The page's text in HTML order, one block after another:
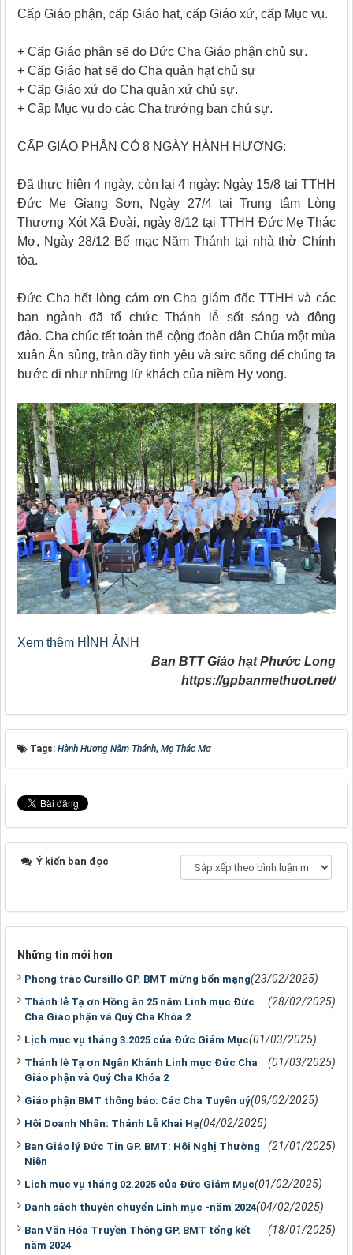
Cấp Giáo phận, cấp Giáo hạt, cấp Giáo xứ, cấp Mục vụ.
+ Cấp Giáo phận sẽ do Đức Cha Giáo phận chủ sự.
+ Cấp Giáo hạt sẽ do Cha quản hạt chủ sự
+ Cấp Giáo xứ do Cha quản xứ chủ sự.
+ Cấp Mục vụ do các Cha trưởng ban chủ sự.
CẤP GIÁO PHẬN CÓ 8 NGÀY HÀNH HƯƠNG:
Đã thực hiện 4 ngày, còn lại 4 ngày: Ngày 15/8 tại TTHH
Đức Mẹ Giang Sơn, Ngày 27/4 tại Trung tâm Lòng
Thương Xót Xã Đoài, ngày 8/12 tại TTHH Đức Mẹ Thác
Mơ, Ngày 28/12 Bế mạc Năm Thánh tại nhà thờ Chính
tòa.
Đức Cha hết lòng cám ơn Cha giám đốc TTHH và các
ban ngành đã tổ chức Thánh lễ sốt sáng và đông
đảo. Cha chúc tết toàn thể cộng đoàn dân Chúa một mùa
xuân Ân sủng, tràn đầy tình yêu và sức sống để chúng ta
bước đi như những lữ khách của niềm Hy vọng.
Xem thêm HÌNH ẢNH
Ban BTT Giáo hạt Phước Long
https://gpbanmethuot.net/
Tags: Hành Hương Năm Thánh, Mẹ Thác Mơ
Ý kiến bạn đọc
Những tin mới hơn
Phong trào Cursillo GP. BMT mừng bổn mạng(23/02/2025)
Thánh lễ Tạ ơn Hồng ân 25 năm Linh mục Đức
Cha Giáo phận và Quý Cha Khóa 2
(28/02/2025)
Lịch mục vụ tháng 3.2025 của Đức Giám Mục(01/03/2025)
Thánh lễ Tạ ơn Ngân Khánh Linh mục Đức Cha
Giáo phận và Quý Cha Khóa 2
(01/03/2025)
Giáo phận BMT thông báo: Các Cha Tuyên uý(09/02/2025)
Hội Doanh Nhân: Thánh Lễ Khai Hạ(04/02/2025)
Ban Giáo lý Đức Tin GP. BMT: Hội Nghị Thường
Niên
(21/01/2025)
Lịch mục vụ tháng 02.2025 của Đức Giám Mục(01/02/2025)
Danh sách thuyên chuyển Linh mục -năm 2024(04/02/2025)
Ban Văn Hóa Truyền Thông GP. BMT tổng kết
năm 2024
(18/01/2025)